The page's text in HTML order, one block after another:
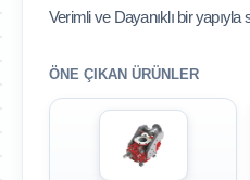
Verimli ve Dayanıklı bir yapıyla
ÖNE ÇIKAN ÜRÜNLER